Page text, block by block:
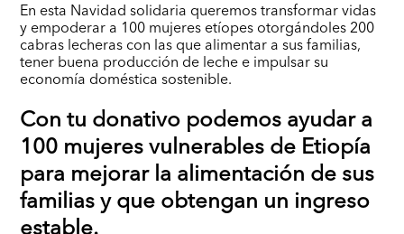
En esta Navidad solidaria queremos transformar vidas
y empoderar a 100 mujeres etíopes otorgándoles 200
cabras lecheras con las que alimentar a sus familias,
tener buena producción de leche e impulsar su
economía doméstica sostenible.
Con tu donativo podemos ayudar a
100 mujeres vulnerables de Etiopía
para mejorar la alimentación de sus
familias y que obtengan un ingreso
estable.